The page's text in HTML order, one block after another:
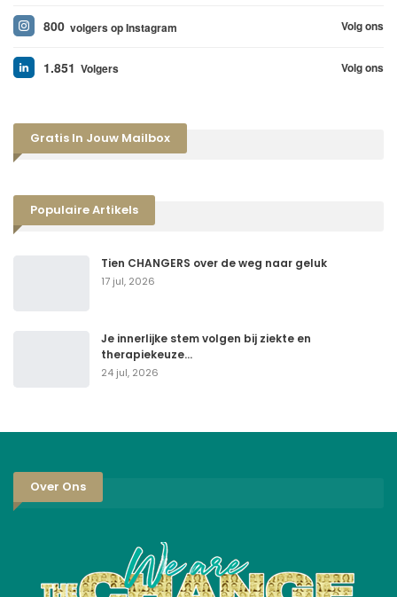
800 volgers op Instagram Volg ons
1.851 Volgers Volg ons
Gratis In Jouw Mailbox
Populaire Artikels
Tien CHANGERS over de weg naar geluk
17 jul, 2026
Je innerlijke stem volgen bij ziekte en
therapiekeuze…
24 jul, 2026
Over Ons